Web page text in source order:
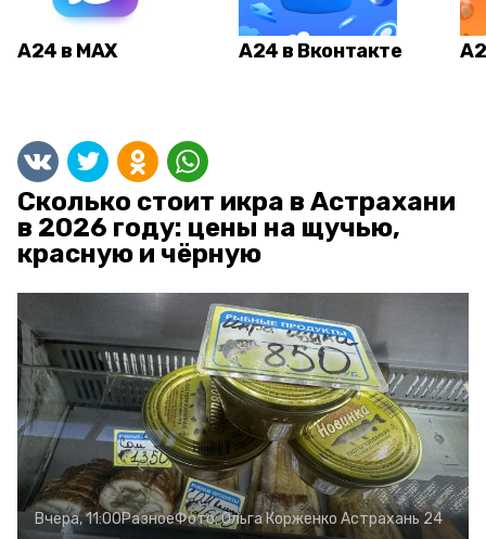
А24 в MAX А24 в Вконтакте
Сколько стоит икра в Астрахани
в 2026 году: цены на щучью,
красную и чёрную
Вчера, 11:00РазноеФото:Ольга Корженко Астрахань 24